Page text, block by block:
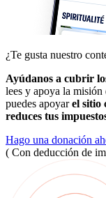
¿Te gusta nuestro
Ayúdanos a cubrir
lees y apoya la misión
puedes apoyarel sitio
reduces tus
Hago una donación
( Con deducción de